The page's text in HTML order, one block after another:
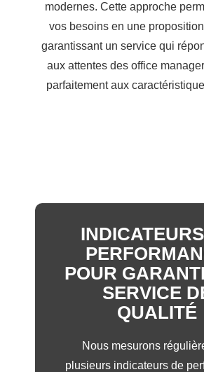
modernes. Cette approche
vos besoins en une
garantissant un service qui
aux attentes des office
parfaitement aux
POUR
SERVICE
QUALITÉ
Nous mesurons
plusieurs indicateurs de